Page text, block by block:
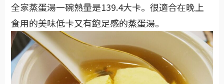
全家蒸蛋湯一碗熱量是139.4大卡。很適合在晚上
食用的美味低卡又有飽足感的蒸蛋湯。